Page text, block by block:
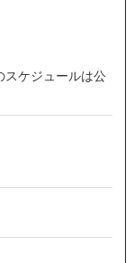
スケジュールは公